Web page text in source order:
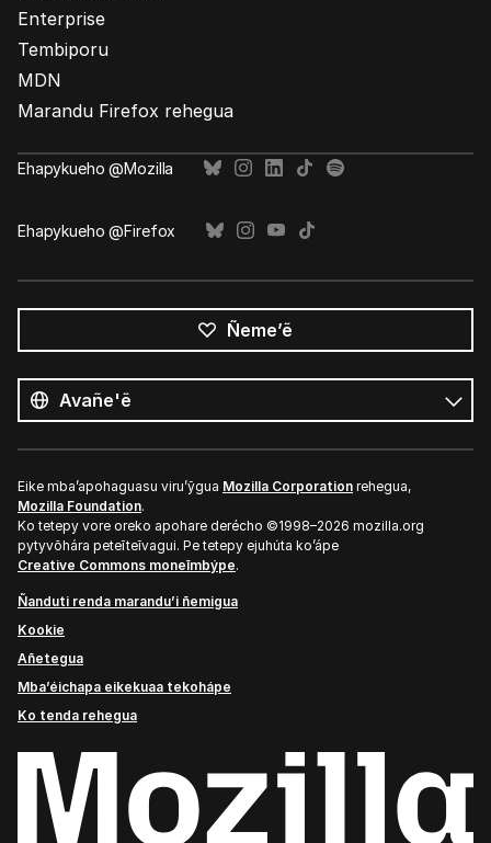
Enterprise
Tembiporu
MDN
Marandu Firefox rehegua
Ehapykueho @Mozilla
Ehapykueho @Firefox
Ñeme’ẽ
ñe’ẽ
Ñe’ẽ
Eike mba’apohaguasu viru’ỹgua Mozilla Corporation rehegua,
Mozilla Foundation.
Ko tetepy vore oreko apohare derécho ©1998–2026 mozilla.org
pytyvõhára peteĩteĩvagui. Pe tetepy ejuhúta ko’ápe
Creative Commons moneĩmbýpe.
Ñanduti renda marandu’i ñemigua
Kookie
Añetegua
Mba’éichapa eikekuaa tekohápe
Ko tenda rehegua